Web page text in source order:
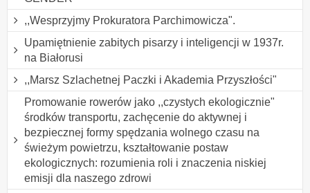
,,Wesprzyjmy Prokuratora Parchimowicza".
Upamiętnienie zabitych pisarzy i inteligencji w 1937r.
na Białorusi
,,Marsz Szlachetnej Paczki i Akademia Przyszłości"
Promowanie rowerów jako ,,czystych ekologicznie"
środków transportu, zachęcenie do aktywnej i
bezpiecznej formy spędzania wolnego czasu na
świeżym powietrzu, kształtowanie postaw
ekologicznych: rozumienia roli i znaczenia niskiej
emisji dla naszego zdrowi